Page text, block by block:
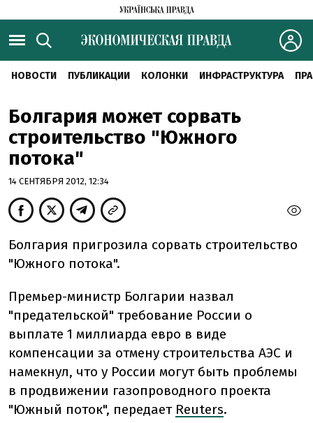
НОВОСТИ ПУБЛИКАЦИИ КОЛОНКИ ИНФРАСТРУКТУРА
Болгария может сорвать
строительство "Южного
потока"
14 СЕНТЯБРЯ 2012, 12:34
Болгария пригрозила сорвать строительство
"Южного потока".
Премьер-министр Болгарии назвал
"предательской" требование России о
выплате 1 миллиарда евро в виде
компенсации за отмену строительства АЭС и
намекнул, что у России могут быть проблемы
в продвижении газопроводного проекта
"Южный поток", передает Reuters.